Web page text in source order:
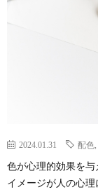
2024.01.31 配色
色が心理的効果を
イメージが人の心